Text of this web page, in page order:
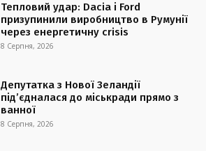
Тепловий удар: Dacia і Ford
призупинили виробництво в Румунії
через енергетичну crisis
8 Серпня, 2026
Депутатка з Нової Зеландії
під’єдналася до міськради прямо з
ванної
8 Серпня, 2026